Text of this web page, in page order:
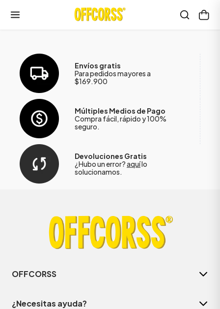
Envíos gratis
Para pedidos mayores a
$169.900
Múltiples Medios de Pago
Compra fácil, rápido y 100%
seguro.
Devoluciones Gratis
¿Hubo un error?aquílo
solucionamos.
OFFCORSS
¿Necesitas ayuda?